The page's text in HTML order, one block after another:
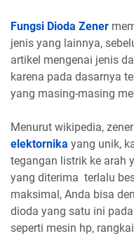
Fungsi Dioda Zener
jenis yang lainnya,
artikel mengenai jenis
karena pada dasarnya
yang masing-masing
Menurut wikipedia,
elektornika yang unik,
tegangan listrik ke arah
yang diterima terlalu
maksimal, Anda bisa
dioda yang satu ini
seperti mesin hp,